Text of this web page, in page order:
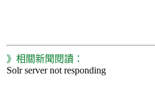
》相關新聞閱讀：
Solr server not responding